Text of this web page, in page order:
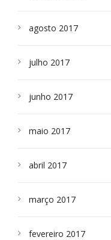
agosto 2017
julho 2017
junho 2017
maio 2017
abril 2017
março 2017
fevereiro 2017